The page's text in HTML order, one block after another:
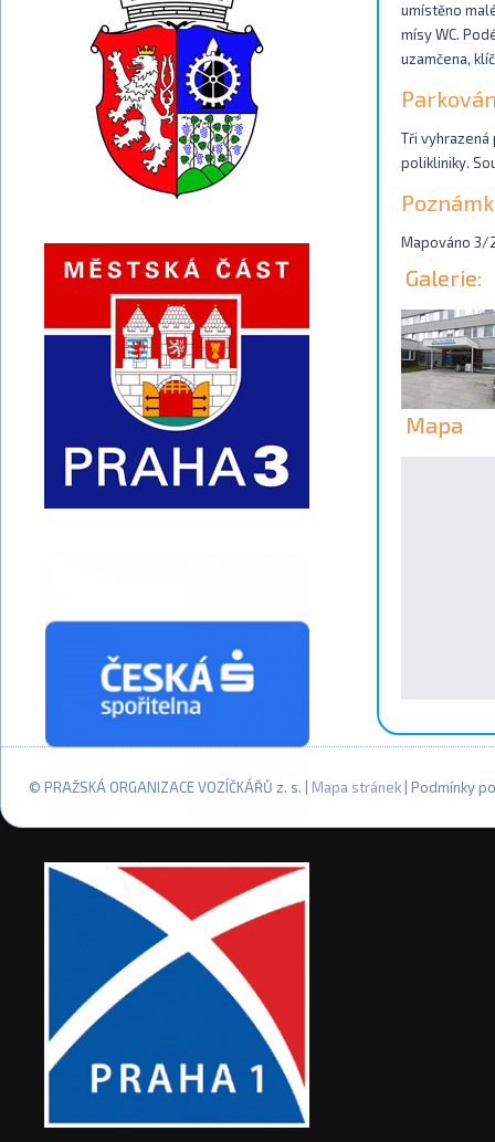
umístěno
mísy WC.
uzamčena,
Tři vyhrazená
polikliniky.
Mapováno 3/
Galerie:
Mapa
© PRAŽSKÁ ORGANIZACE VOZÍČKÁŘŮ z. s. | Mapa stránek | Podmínky